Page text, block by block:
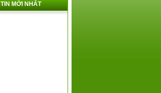
TIN MỚI NHẤT